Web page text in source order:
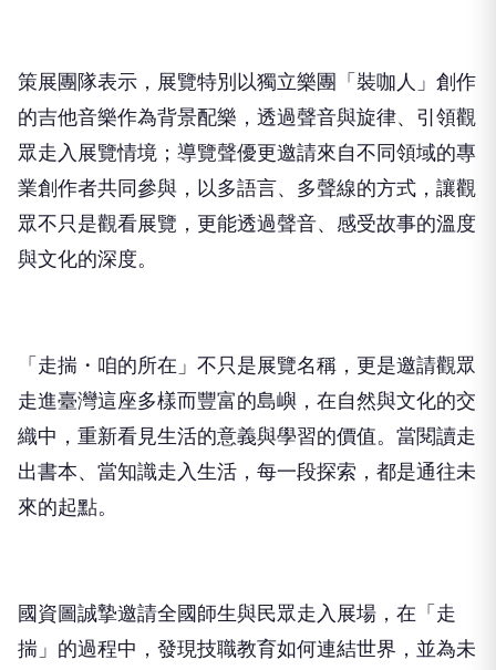
策展團隊表示，展覽特別以獨立樂團「裝咖人」創作
的吉他音樂作為背景配樂，透過聲音與旋律、引領觀
眾走入展覽情境；導覽聲優更邀請來自不同領域的專
業創作者共同參與，以多語言、多聲線的方式，讓觀
眾不只是觀看展覽，更能透過聲音、感受故事的溫度
與文化的深度。
「走揣・咱的所在」不只是展覽名稱，更是邀請觀眾
走進臺灣這座多樣而豐富的島嶼，在自然與文化的交
織中，重新看見生活的意義與學習的價值。當閱讀走
出書本、當知識走入生活，每一段探索，都是通往未
來的起點。
國資圖誠摯邀請全國師生與民眾走入展場，在「走
揣」的過程中，發現技職教育如何連結世界，並為未